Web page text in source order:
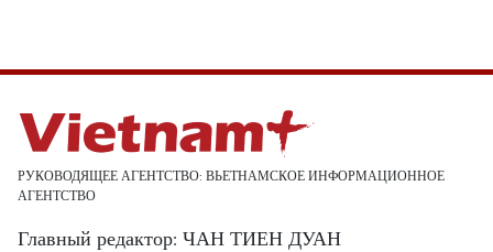
РУКОВОДЯЩЕЕ АГЕНТСТВО: ВЬЕТНАМСКОЕ ИНФОРМАЦИОННОЕ
АГЕНТСТВО
Главный редактор: ЧАН ТИЕН ДУАН